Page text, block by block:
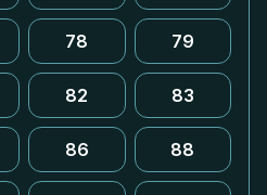
78 79
82 83
86 88